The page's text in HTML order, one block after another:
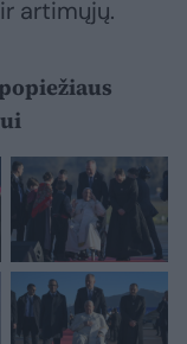
artimųjų.